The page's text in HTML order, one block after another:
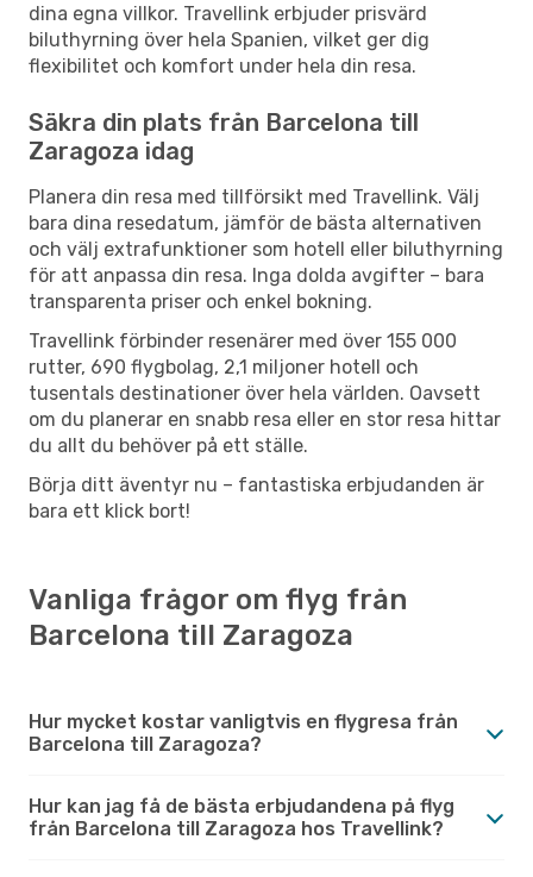
dina egna villkor. Travellink erbjuder prisvärd
biluthyrning över hela Spanien, vilket ger dig
flexibilitet och komfort under hela din resa.
Säkra din plats från Barcelona till
Zaragoza idag
Planera din resa med tillförsikt med Travellink. Välj
bara dina resedatum, jämför de bästa alternativen
och välj extrafunktioner som hotell eller biluthyrning
för att anpassa din resa. Inga dolda avgifter – bara
transparenta priser och enkel bokning.
Travellink förbinder resenärer med över 155 000
rutter, 690 flygbolag, 2,1 miljoner hotell och
tusentals destinationer över hela världen. Oavsett
om du planerar en snabb resa eller en stor resa hittar
du allt du behöver på ett ställe.
Börja ditt äventyr nu – fantastiska erbjudanden är
bara ett klick bort!
Vanliga frågor om flyg från
Barcelona till Zaragoza
Hur mycket kostar vanligtvis en flygresa från
Barcelona till Zaragoza?
Hur kan jag få de bästa erbjudandena på flyg
från Barcelona till Zaragoza hos Travellink?